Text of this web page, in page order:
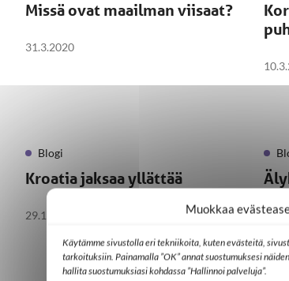
Muokkaa
Käytämme sivustolla eri tekniikoita, kuten evästeitä,
tarkoituksiin. Painamalla ”OK” annat suostumuksesi
hallita suostumuksiasi kohdassa ”Hallinnoi palveluja”.
Missä ovat maailman viisaat?
31.3.2020
Blogi
Kroatia jaksaa yllättää
29.1.2020